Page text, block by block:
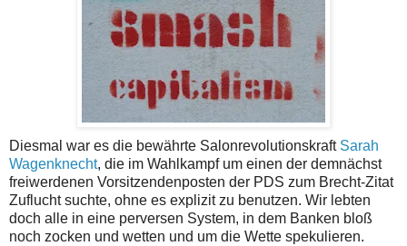
Diesmal war es die bewährte Salonrevolutionskraft Sarah
Wagenknecht, die im Wahlkampf um einen der demnächst
freiwerdenen Vorsitzendenposten der PDS zum Brecht-Zitat
Zuflucht suchte, ohne es explizit zu benutzen. Wir lebten
doch alle in eine perversen System, in dem Banken bloß
noch zocken und wetten und um die Wette spekulieren.